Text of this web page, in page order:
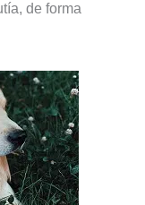
de forma